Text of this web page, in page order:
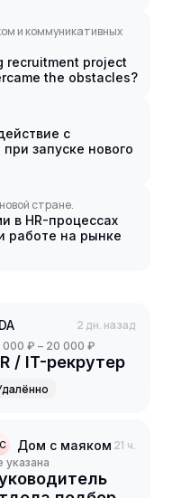
и коммуникативных
recruitment project
the obstacles?
с
запуске нового
стране.
в HR-процессах
работе на рынке
2 дн. назад
000 ₽ – 20 000 ₽
/ IT-рекрутер
Дом с маяком 21 ч.
указана